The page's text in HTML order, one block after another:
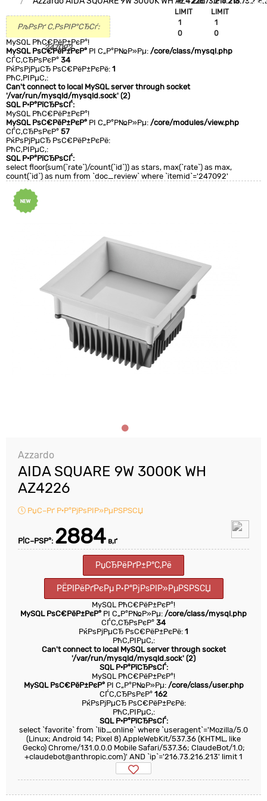
LIMIT
1
0
LIMIT
1
0
РљРѕРґ С‚РѕРІР°СЂСѓ:
247092
MySQL РћС€РёР±РєР°!
MySQL РѕС€РёР±РєР° РІ С„Р°Р№Р»Рµ: /core/class/mysql.php
СЃС‚СЂРѕРєР° 34
РќРѕРјРµСЂ РѕС€РёР±РєРё: 1
РћС‚РІРµС‚:
Can't connect to local MySQL server through socket
'/var/run/mysqld/mysqld.sock' (2)
SQL Р·Р°РїСЂРѕСЃ:
MySQL РћС€РёР±РєР°!
MySQL РѕС€РёР±РєР° РІ С„Р°Р№Р»Рµ: /core/modules/view.php
СЃС‚СЂРѕРєР° 57
РќРѕРјРµСЂ РѕС€РёР±РєРё:
РћС‚РІРµС‚:
SQL Р·Р°РїСЂРѕСЃ:
select floor(sum(`rate`)/count(`id`)) as stars, max(`rate`) as max,
count(`id`) as num from `doc_review` where `itemid`='247092'
Azzardo
AIDA SQUARE 9W 3000K WH
AZ4226
РџС–Рґ Р·Р°РјРѕРІР»РµРЅРЅСЏ
Р¦С–РЅР°: 2884 в‚ґ
РџСЂРёРґР±Р°С‚Рё
РЁРІРёРґРєРµ Р·Р°РјРѕРІР»РµРЅРЅСЏ
MySQL РћС€РёР±РєР°!
MySQL РѕС€РёР±РєР° РІ С„Р°Р№Р»Рµ: /core/class/mysql.php
СЃС‚СЂРѕРєР° 34
РќРѕРјРµСЂ РѕС€РёР±РєРё: 1
РћС‚РІРµС‚:
Can't connect to local MySQL server through socket
'/var/run/mysqld/mysqld.sock' (2)
SQL Р·Р°РїСЂРѕСЃ:
MySQL РћС€РёР±РєР°!
MySQL РѕС€РёР±РєР°РІ С„Р°Р№Р»Рµ: /core/class/user.php
СЃС‚СЂРѕРєР° 162
РќРѕРјРµСЂ РѕС€РёР±РєРё:
РћС‚РІРµС‚:
SQL Р·Р°РїСЂРѕСЃ:
select `favorite` from `lib_online` where `useragent`='Mozilla/5.0
(Linux; Android 14; Pixel 8) AppleWebKit/537.36 (KHTML, like
Gecko) Chrome/131.0.0.0 Mobile Safari/537.36; ClaudeBot/1.0;
+claudebot@anthropic.com)' AND `ip`='216.73.216.213' limit 1